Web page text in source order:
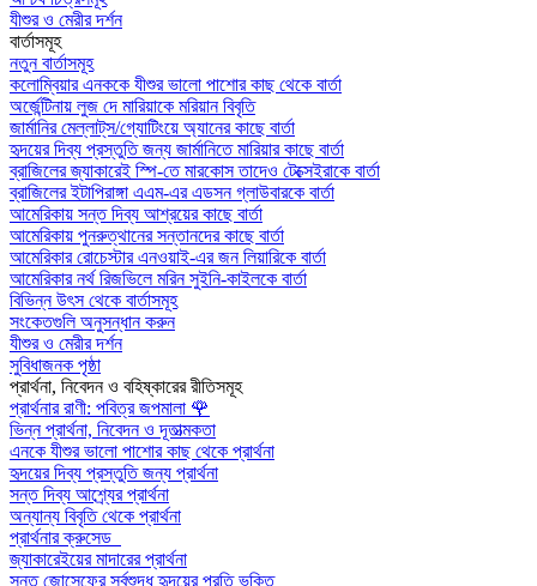
যীশুর ও মেরীর দর্শন
বার্তাসমূহ
নতুন বার্তাসমূহ
কলোম্বিয়ার এনককে যীশুর ভালো পাশোর কাছ থেকে বার্তা
অর্জেন্টিনায় লুজ দে মারিয়াকে মরিয়ান বিবৃতি
জার্মানির মেল্লাট্‌স/গ্যোটিংয়ে অ্যানের কাছে বার্তা
হৃদয়ের দিব্য প্রস্তুতি জন্য জার্মানিতে মারিয়ার কাছে বার্তা
ব্রাজিলের জ্যাকারেই স্পি-তে মারকোস তাদেও টেক্সেইরাকে বার্তা
ব্রাজিলের ইটাপিরাঙ্গা এএম-এর এডসন গ্লাউবারকে বার্তা
আমেরিকায় সন্ত দিব্য আশ্রয়ের কাছে বার্তা
আমেরিকায় পুনরুত্থানের সন্তানদের কাছে বার্তা
আমেরিকার রোচেস্টার এনওয়াই-এর জন লিয়ারিকে বার্তা
আমেরিকার নর্থ রিজভিলে মরিন সুইনি-কাইলকে বার্তা
বিভিন্ন উৎস থেকে বার্তাসমূহ
সংকেতগুলি অনুসন্ধান করুন
যীশুর ও মেরীর দর্শন
সুবিধাজনক পৃষ্ঠা
প্রার্থনা, নিবেদন ও বহিষ্কারের রীতিসমূহ
প্রার্থনার রাণী: পবিত্র জপমালা 🌹
ভিন্ন প্রার্থনা, নিবেদন ও দূতাত্মকতা
এনকে যীশুর ভালো পাশোর কাছ থেকে প্রার্থনা
হৃদয়ের দিব্য প্রস্তুতি জন্য প্রার্থনা
সন্ত দিব্য আশ্র্যের প্রার্থনা
অন্যান্য বিবৃতি থেকে প্রার্থনা
প্রার্থনার ক্রুসেড
জ্যাকারেইয়ের মাদারের প্রার্থনা
সন্ত জোসেফের সর্বশুদ্ধ হৃদয়ের প্রতি ভক্তি